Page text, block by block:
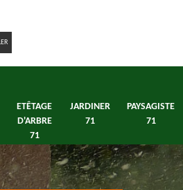
ETÊTAGE
D'ARBRE
71
JARDINER
71
PAYSAGISTE
71